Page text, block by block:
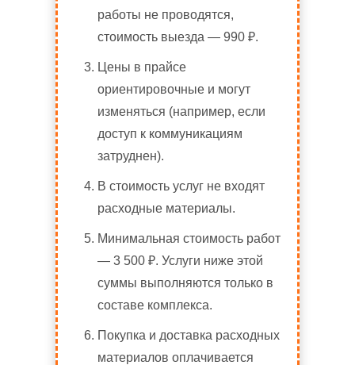
работы не проводятся,
стоимость выезда — 990 ₽.
Цены в прайсе
ориентировочные и могут
изменяться (например, если
доступ к коммуникациям
затруднен).
В стоимость услуг не входят
расходные материалы.
Минимальная стоимость работ
— 3 500 ₽. Услуги ниже этой
суммы выполняются только в
составе комплекса.
Покупка и доставка расходных
материалов оплачивается